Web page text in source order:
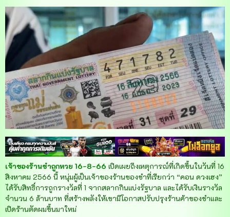
เจ้าของร้านชำถูกหวย 16-8-66 เปิดเผยถึงเหตุการณ์ที่เกิดขึ้นในวันที่ 16
สิงหาคม 2566 นี้ หนุ่มผู้เป็นเจ้าของร้านของชำที่เรียกว่า “คอน ดวงเฮง”
ได้รับสิทธิ์การถูกรางวัลที่ 1 จากสลากกินแบ่งรัฐบาล และได้รับเงินรางวัล
จำนวน 6 ล้านบาท ที่สร้างพลังให้เขามีโอกาสปรับปรุงร้านค้าของชำและ
เปิดร้านตัดผมขึ้นมาใหม่